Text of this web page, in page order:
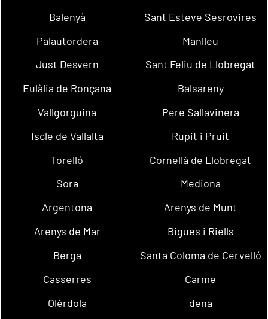
Balenyà
Sant Esteve Sesrovires
Palautordera
Manlleu
Just Desvern
Sant Feliu de Llobregat
Eulàlia de Ronçana
Balsareny
Vallgorguina
Pere Sallavinera
Iscle de Vallalta
Rupit i Pruit
Torelló
Cornellà de Llobregat
Sora
Mediona
Argentona
Arenys de Munt
Arenys de Mar
Bigues i Riells
Berga
Santa Coloma de Cervelló
Casserres
Carme
Olèrdola
dena